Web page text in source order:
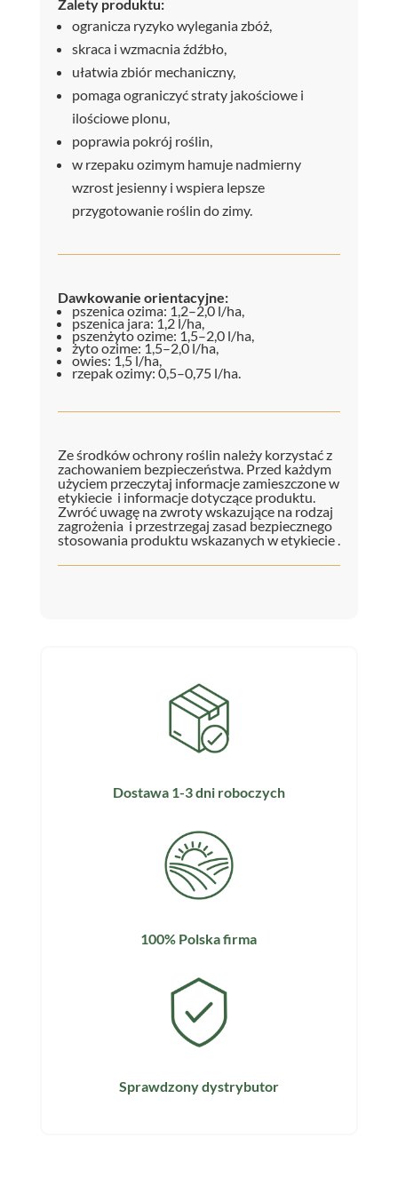
Zalety produktu:
ogranicza ryzyko wylegania zbóż,
skraca i wzmacnia źdźbło,
ułatwia zbiór mechaniczny,
pomaga ograniczyć straty jakościowe i
ilościowe plonu,
poprawia pokrój roślin,
w rzepaku ozimym hamuje nadmierny
wzrost jesienny i wspiera lepsze
przygotowanie roślin do zimy.
Dawkowanie orientacyjne:
pszenica ozima: 1,2–2,0 l/ha,
pszenica jara: 1,2 l/ha,
pszenżyto ozime: 1,5–2,0 l/ha,
żyto ozime: 1,5–2,0 l/ha,
owies: 1,5 l/ha,
rzepak ozimy: 0,5–0,75 l/ha.
Ze środków ochrony roślin należy korzystać z
zachowaniem bezpieczeństwa. Przed każdym
użyciem przeczytaj informacje zamieszczone w
etykiecie i informacje dotyczące produktu.
Zwróć uwagę na zwroty wskazujące na rodzaj
zagrożenia i przestrzegaj zasad bezpiecznego
stosowania produktu wskazanych w etykiecie .
Dostawa 1-3 dni roboczych
100% Polska firma
Sprawdzony dystrybutor